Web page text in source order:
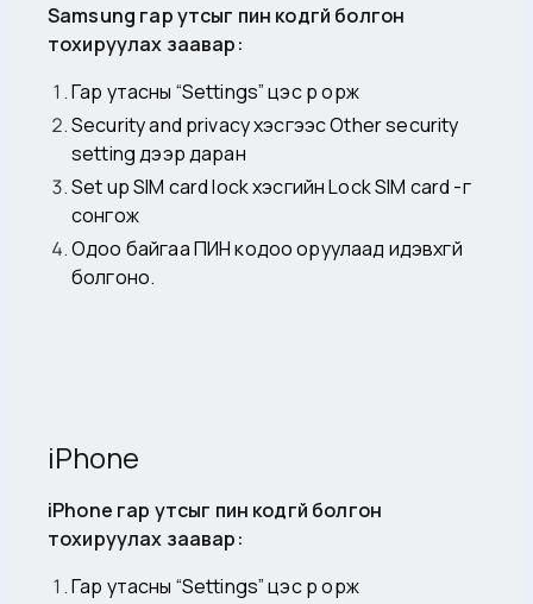
Samsung гар утсыг пин кодгүй болгон
тохируулах заавар:
Гар утасны “Settings” цэс рүү орж
Security and privacy хэсгээс Other security
setting дээр даран
Set up SIM card lock хэсгийн Lock SIM card -г
сонгож
Одоо байгаа ПИН кодоо оруулаад идэвхгүй
болгоно.
iPhone
iPhone гар утсыг пин кодгүй болгон
тохируулах заавар:
Гар утасны “Settings” цэс рүү орж